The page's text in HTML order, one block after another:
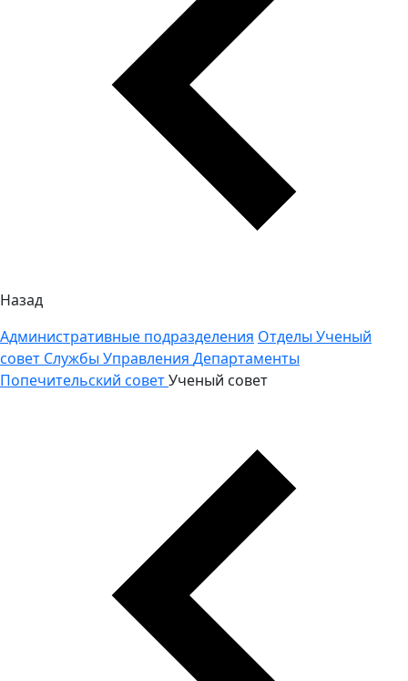
Назад
Административные подразделения Отделы Ученый
совет Службы Управления Департаменты
Попечительский советУченый совет